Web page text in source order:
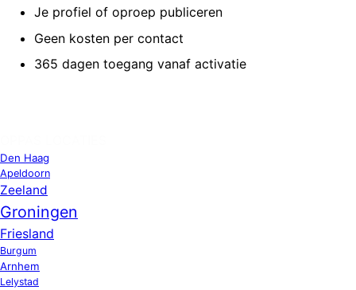
Je profiel of oproep publiceren
Geen kosten per contact
365 dagen toegang vanaf activatie
Den Haag
Apeldoorn
Zeeland
Groningen
Friesland
Burgum
Arnhem
Lelystad